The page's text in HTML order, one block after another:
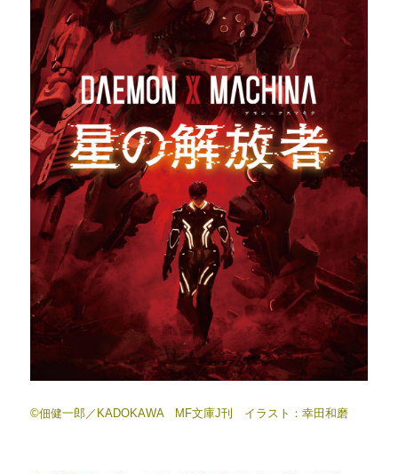
©佃健一郎／KADOKAWA MF文庫J刊 イラスト：幸田和磨